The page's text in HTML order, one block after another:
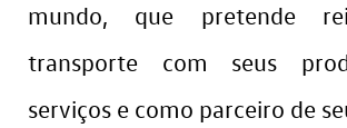
mundo, que pretende
transporte com seus
serviços e como parceiro de